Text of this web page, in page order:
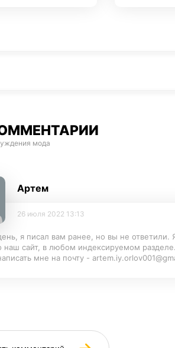
мода
Артем
26 июля 2022 13:13
я писал вам ранее, но вы не
наш сайт, в любом индексируемом
мне на почту -